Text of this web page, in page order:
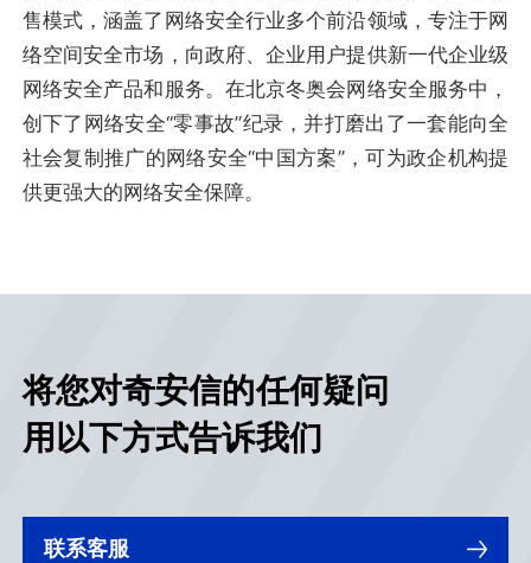
售模式，涵盖了网络安全行业多个前沿领域，专注于网
络空间安全市场，向政府、企业用户提供新一代企业级
网络安全产品和服务。在北京冬奥会网络安全服务中，
创下了网络安全“零事故”纪录，并打磨出了一套能向全
社会复制推广的网络安全“中国方案”，可为政企机构提
供更强大的网络安全保障。
将您对奇安信的任何疑问
用以下方式告诉我们
联系客服